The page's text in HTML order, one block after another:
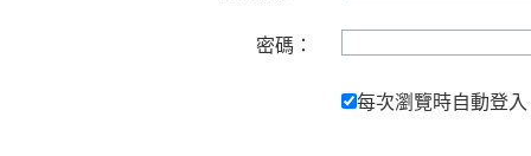
密碼：
每次瀏覽時自動登入